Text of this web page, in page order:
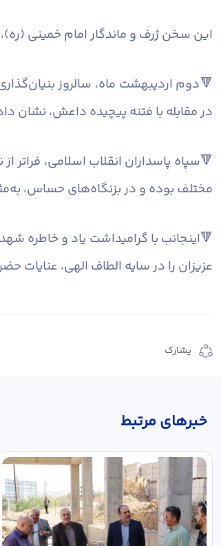
این سخن ژرف و ماندگار امام خمینی
🔻دوم اردیبهشت‌ ماه، سالروز
در مقابله با فتنه پیچیده داعش،
🔻سپاه پاسداران انقلاب اسلامی،
مختلف بوده و در بزنگاه‌های حساس،
🔻اینجانب با گرامیداشت یاد و خاطره
عزیزان را در سایه الطاف الهی،
يشارك
خبر‌های مرتبط